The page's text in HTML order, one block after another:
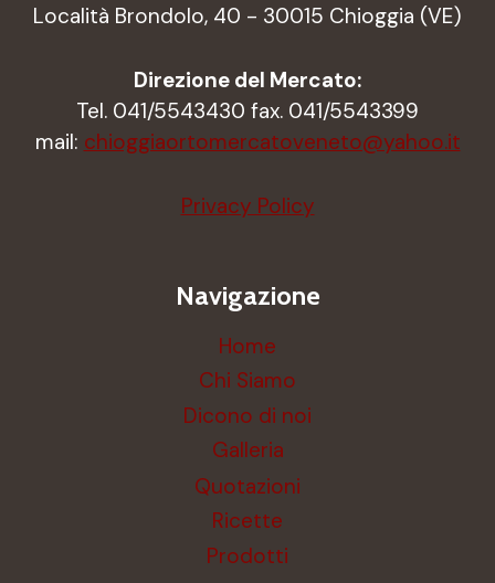
Località Brondolo, 40 - 30015 Chioggia (VE)
Direzione del Mercato:
Tel. 041/5543430 fax. 041/5543399
mail: chioggiaortomercatoveneto@yahoo.it
Privacy Policy
Navigazione
Home
Chi Siamo
Dicono di noi
Galleria
Quotazioni
Ricette
Prodotti